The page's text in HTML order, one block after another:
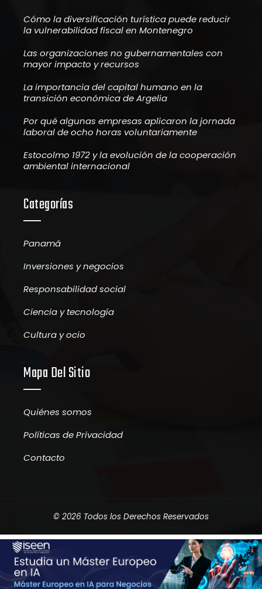
Cómo la diversificación turística puede reducir
la vulnerabilidad fiscal en Montenegro
Las organizaciones no gubernamentales con
mayor impacto y recursos
La importancia del capital humano en la
transición económica de Argelia
Por qué algunas empresas aplicaron la jornada
laboral de ocho horas voluntariamente
Estocolmo 1972 y la evolución de la cooperación
ambiental internacional
Categorías
Panamá
Inversiones y negocios
Responsabilidad social
Ciencia y tecnología
Cultura y ocio
Mapa Del Sitio
Quiénes somos
Políticas de Privacidad
Contacto
© 2026 Todos los Derechos Reservados